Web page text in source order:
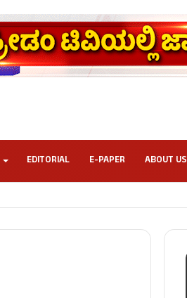
EDITORIAL E-PAPER ABOUT US